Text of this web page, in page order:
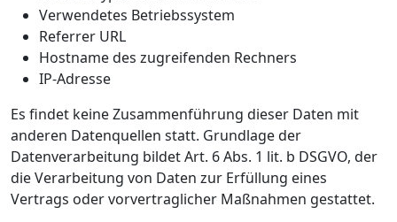
Verwendetes Betriebssystem
Referrer URL
Hostname des zugreifenden Rechners
IP-Adresse
Es findet keine Zusammenführung dieser Daten mit
anderen Datenquellen statt. Grundlage der
Datenverarbeitung bildet Art. 6 Abs. 1 lit. b DSGVO, der
die Verarbeitung von Daten zur Erfüllung eines
Vertrags oder vorvertraglicher Maßnahmen gestattet.